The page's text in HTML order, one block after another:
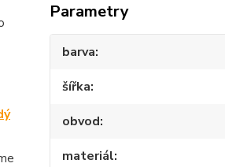
Parametry
barva
šířka
obvod
materiál